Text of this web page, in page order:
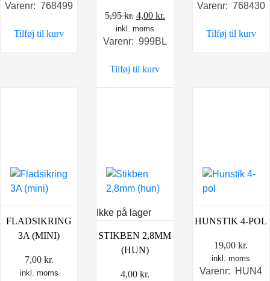
Varenr: 768499
Tilføj til kurv
5,95kr. Den
oprindelige
pris
5,95 kr..
4,00 kr.
pris
inkl. moms
Varenr: 999BL
Tilføj til kurv
Varenr: 768430
Tilføj til kurv
FLADSIKRING
3A (MINI)
7,00 kr.
inkl. moms
Ikke på lager
STIKBEN 2,8MM
(HUN)
4,00 kr.
HUNSTIK 4-POL
19,00kr.
inkl. moms
Varenr: HUN4